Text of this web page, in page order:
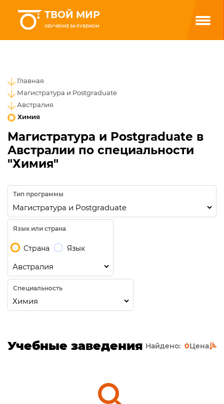
ТВОЙ МИР
ОБУЧЕНИЕ ЗА РУБЕЖОМ
Главная
Магистратура и Postgraduate
Австралия
Химия
Магистратура и Postgraduate в
Австралии по специальности
"Химия"
Тип программы
Язык или страна
Страна Язык
Специальность
Учебные заведения Найдено: 0Цена